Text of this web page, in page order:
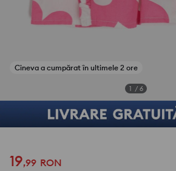
Cineva a cumpărat în ultimele 2 ore
1 / 6
19,99 RON